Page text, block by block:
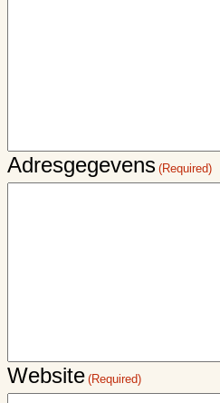
Adresgegevens (Required)
Website (Required)